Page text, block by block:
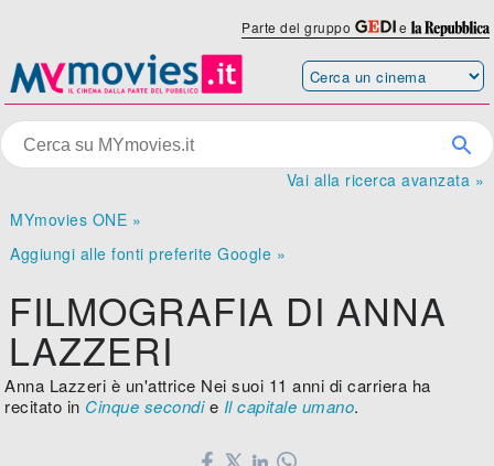
Parte del gruppo e
Vai alla ricerca avanzata »
MYmovies ONE »
Aggiungi alle fonti preferite Google »
FILMOGRAFIA DI ANNA
LAZZERI
Anna Lazzeri è un'attrice Nei suoi 11 anni di carriera ha
recitato in Cinque secondie Il capitale umano.